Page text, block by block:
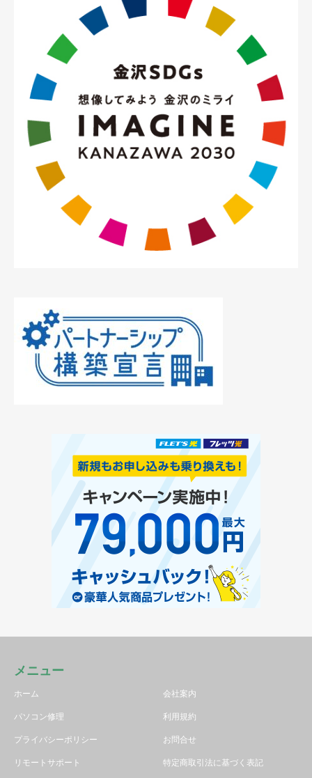
メニュー
ホーム 会社案内
パソコン修理 利用規約
プライバシーポリシー お問合せ
リモートサポート 特定商取引法に基づく表記